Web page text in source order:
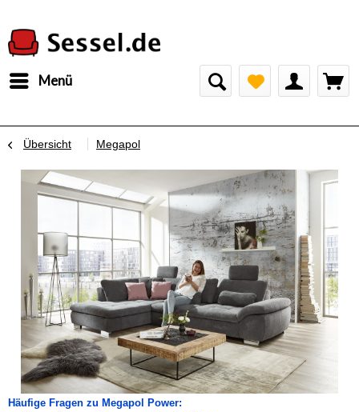
Menü
Übersicht Megapol
Häufige Fragen zu Megapol Power: